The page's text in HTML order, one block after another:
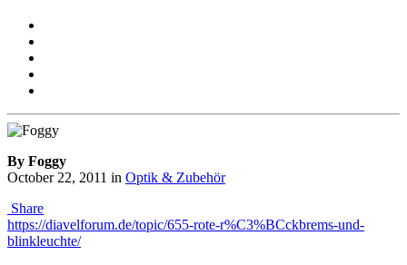
By Foggy
October 22, 2011 in Optik & Zubehör
Share
https://diavelforum.de/topic/655-rote-r%C3%BCckbrems-und-
blinkleuchte/